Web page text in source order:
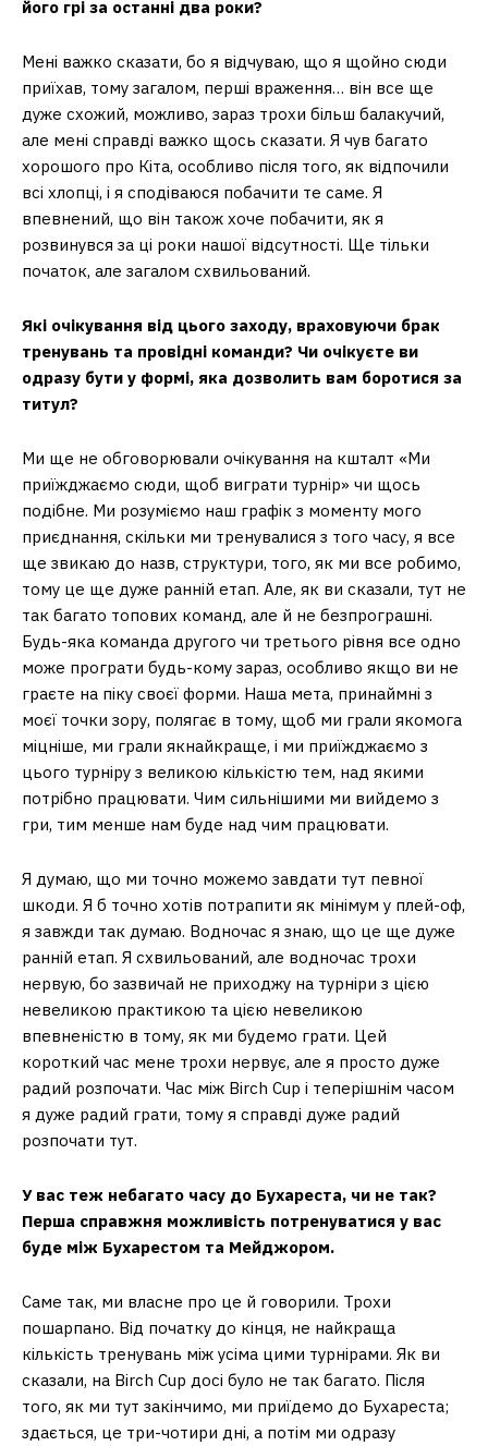
його грі за останні два роки?
Мені важко сказати, бо я відчуваю, що я щойно сюди
приїхав, тому загалом, перші враження… він все ще
дуже схожий, можливо, зараз трохи більш балакучий,
але мені справді важко щось сказати. Я чув багато
хорошого про Кіта, особливо після того, як відпочили
всі хлопці, і я сподіваюся побачити те саме. Я
впевнений, що він також хоче побачити, як я
розвинувся за ці роки нашої відсутності. Ще тільки
початок, але загалом схвильований.
Які очікування від цього заходу, враховуючи брак
тренувань та провідні команди? Чи очікуєте ви
одразу бути у формі, яка дозволить вам боротися за
титул?
Ми ще не обговорювали очікування на кшталт «Ми
приїжджаємо сюди, щоб виграти турнір» чи щось
подібне. Ми розуміємо наш графік з моменту мого
приєднання, скільки ми тренувалися з того часу, я все
ще звикаю до назв, структури, того, як ми все робимо,
тому це ще дуже ранній етап. Але, як ви сказали, тут не
так багато топових команд, але й не безпрограшні.
Будь-яка команда другого чи третього рівня все одно
може програти будь-кому зараз, особливо якщо ви не
граєте на піку своєї форми. Наша мета, принаймні з
моєї точки зору, полягає в тому, щоб ми грали якомога
міцніше, ми грали якнайкраще, і ми приїжджаємо з
цього турніру з великою кількістю тем, над якими
потрібно працювати. Чим сильнішими ми вийдемо з
гри, тим менше нам буде над чим працювати.
Я думаю, що ми точно можемо завдати тут певної
шкоди. Я б точно хотів потрапити як мінімум у плей-оф,
я завжди так думаю. Водночас я знаю, що це ще дуже
ранній етап. Я схвильований, але водночас трохи
нервую, бо зазвичай не приходжу на турніри з цією
невеликою практикою та цією невеликою
впевненістю в тому, як ми будемо грати. Цей
короткий час мене трохи нервує, але я просто дуже
радий розпочати. ​​Час між Birch Cup і теперішнім часом
я дуже радий грати, тому я справді дуже радий
розпочати тут.
У вас теж небагато часу до Бухареста, чи не так?
Перша справжня можливість потренуватися у вас
буде між Бухарестом та Мейджором.
Саме так, ми власне про це й говорили. Трохи
пошарпано. Від початку до кінця, не найкраща
кількість тренувань між усіма цими турнірами. Як ви
сказали, на Birch Cup досі було не так багато. Після
того, як ми тут закінчимо, ми приїдемо до Бухареста;
здається, це три-чотири дні, а потім ми одразу